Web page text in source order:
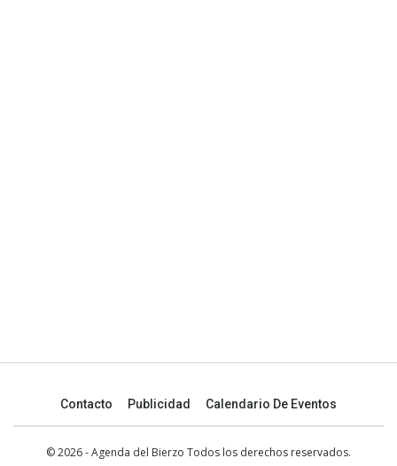
Contacto Publicidad Calendario De Eventos
© 2026 - Agenda del Bierzo Todos los derechos reservados.